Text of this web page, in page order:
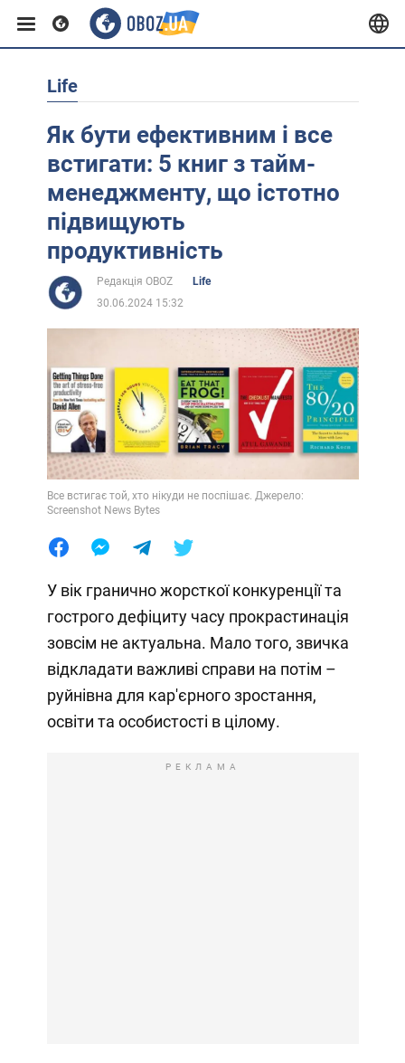
Європа
США
Африка
Життя
Лайфхаки
Life
Як бути ефективним і все
встигати: 5 книг з тайм-
менеджменту, що істотно
підвищують
продуктивність
Редакція OBOZ
Life
30.06.2024 15:32
Все встигає той, хто нікуди не поспішає. Джерело:
Screenshot News Bytes
У вік гранично жорсткої конкуренції та
гострого дефіциту часу прокрастинація
зовсім не актуальна. Мало того, звичка
відкладати важливі справи на потім –
руйнівна для кар'єрного зростання,
освіти та особистості в цілому.
РЕКЛАМА